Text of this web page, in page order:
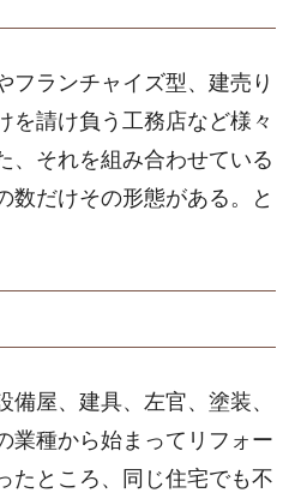
フランチャイズ型、建売り
を請け負う工務店など様々
、それを組み合わせている
数だけその形態がある。と
屋、建具、左官、塗装、
業種から始まってリフォー
たところ、同じ住宅でも不